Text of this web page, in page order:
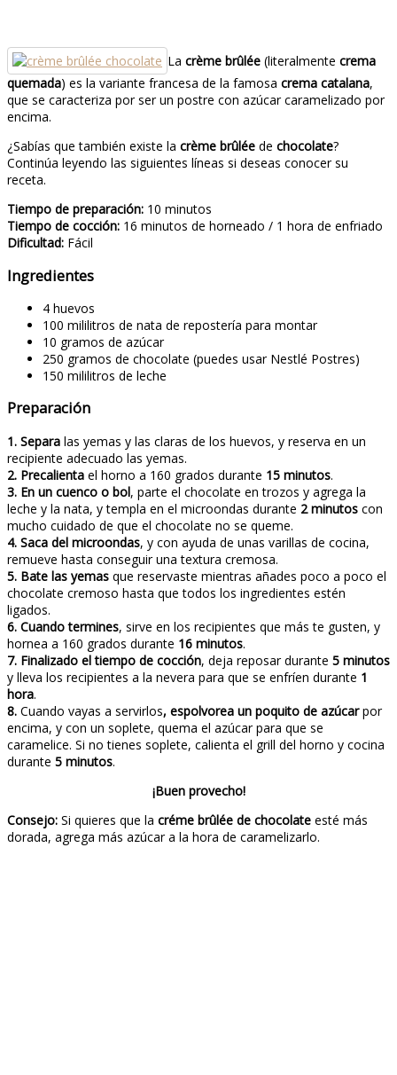
La crème brûlée (literalmente crema
quemada) es la variante francesa de la famosa crema catalana,
que se caracteriza por ser un postre con azúcar caramelizado por
encima.
¿Sabías que también existe la crème brûlée de chocolate?
Continúa leyendo las siguientes líneas si deseas conocer su
receta.
Tiempo de preparación: 10 minutos
Tiempo de cocción: 16 minutos de horneado / 1 hora de enfriado
Dificultad: Fácil
Ingredientes
4 huevos
100 mililitros de nata de repostería para montar
10 gramos de azúcar
250 gramos de chocolate (puedes usar Nestlé Postres)
150 mililitros de leche
Preparación
1. Separa las yemas y las claras de los huevos, y reserva en un
recipiente adecuado las yemas.
2. Precalienta el horno a 160 grados durante 15 minutos.
3. En un cuenco o bol, parte el chocolate en trozos y agrega la
leche y la nata, y templa en el microondas durante 2 minutos con
mucho cuidado de que el chocolate no se queme.
4. Saca del microondas, y con ayuda de unas varillas de cocina,
remueve hasta conseguir una textura cremosa.
5. Bate las yemas que reservaste mientras añades poco a poco el
chocolate cremoso hasta que todos los ingredientes estén
ligados.
6. Cuando termines, sirve en los recipientes que más te gusten, y
hornea a 160 grados durante 16 minutos.
7. Finalizado el tiempo de cocción, deja reposar durante 5 minutos
y lleva los recipientes a la nevera para que se enfríen durante 1
hora.
8. Cuando vayas a servirlos, espolvorea un poquito de azúcarpor
encima, y con un soplete, quema el azúcar para que se
caramelice. Si no tienes soplete, calienta el grill del horno y cocina
durante 5 minutos.
¡Buen provecho!
Consejo: Si quieres que la créme brûlée de chocolate esté más
dorada, agrega más azúcar a la hora de caramelizarlo.